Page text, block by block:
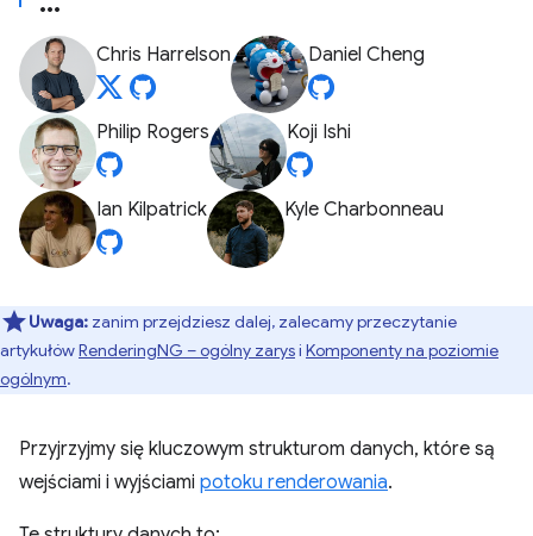
Chris Harrelson Daniel Cheng
Philip Rogers Koji Ishi
Ian Kilpatrick Kyle Charbonneau
Uwaga: zanim przejdziesz dalej, zalecamy przeczytanie
artykułówRenderingNG – ogólny zarysi Komponenty na poziomie
ogólnym.
Przyjrzyjmy się kluczowym strukturom danych, które są
wejściami i wyjściami potoku renderowania.